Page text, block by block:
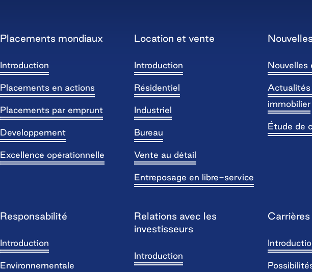
Placements mondiaux
Introduction
Placements en actions
Placements par emprunt
Developpement
Excellence opérationnelle
Location et vente
Introduction
Résidentiel
Industriel
Bureau
Vente au détail
Entreposage en libre-service
Nouvelles
Actualités
immobilier
Étude de
Responsabilité
Introduction
Environnementale
Relations avec les
investisseurs
Introduction
Carrières